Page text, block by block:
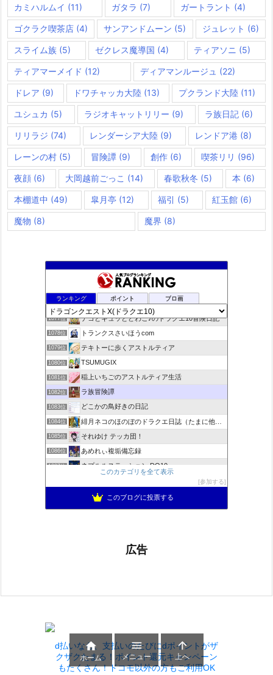
カミハルムイ (11) ガタラ (7) ガートラント (4)
ゴクラク喫茶店 (4) サンアンドムーン (5) ジュレット (6)
スライム族 (5) ゼクレス魔導国 (4) ティアソニ (5)
ティアマーメイド (12) ディアマンルージュ (22)
ドレア (9) ドワチャッカ大陸(13) プクランド大陸 (11)
ユシュカ (5) ラジオキャットリリー (9) ラ族日記 (6)
リリラジ (74) レンダーシア大陸 (9) レンドア港 (8)
レーンの村 (5) 冒険譚(9) 創作(6) 喫茶リリ (96)
夜顔 (6) 大岡越前ごっこ (14) 春歌秋冬 (5) 本 (6)
本棚道中 (49) 皐月亭 (12) 福引 (5) 紅玉館(6)
魔物 (8) 魔界 (8)
ランキング ポイント ブロ画
咲くやこのはな
1076位 ドラクエ10ラウラの日常とチーム運営ブログ
1077位 デコとギュッとどわこ♪のドラクエ10冒険日記
1078位 トランクスさいほうcom
1079位 テキトーに歩くアストルティア
1080位 TSUMUGIX
1081位 稲上いちごのアストルティア生活
1082位 ラ族冒険譚
1083位 どこかの鳥好きの日記
1084位 緋月ネコのほのぼのドラクエ日誌（たまに他のことも書いてます)
1085位 それゆけ テッカ団！
1086位 あめれぃ複垢備忘録
1087位 ネプルルステーション DQ10
アリアドネからのお便り『Aria de nouvelles』
ぽんこつゲーマーのひみつきち
このカテゴリを全て表示
参加する
このブログに投票する
広告
d払いなら、支払いのたびにdポイントがザ
クザクたまる！ポイント還元キャンペーン
もたくさん！ドコモ以外の方もご利用OK

ホーム

メニュー

上へ